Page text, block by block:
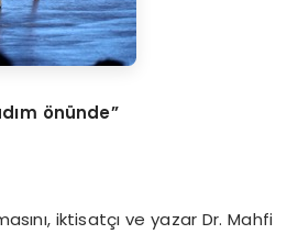
önünde”
iktisatçı ve yazar Dr. Mahfi